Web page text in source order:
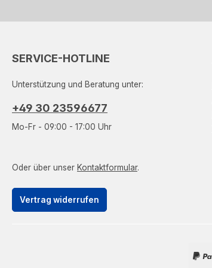
SERVICE-HOTLINE
Unterstützung und Beratung unter:
+49 30 23596677
Mo-Fr - 09:00 - 17:00 Uhr
Oder über unser Kontaktformular.
Vertrag widerrufen